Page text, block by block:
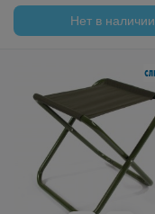
Нет в наличии